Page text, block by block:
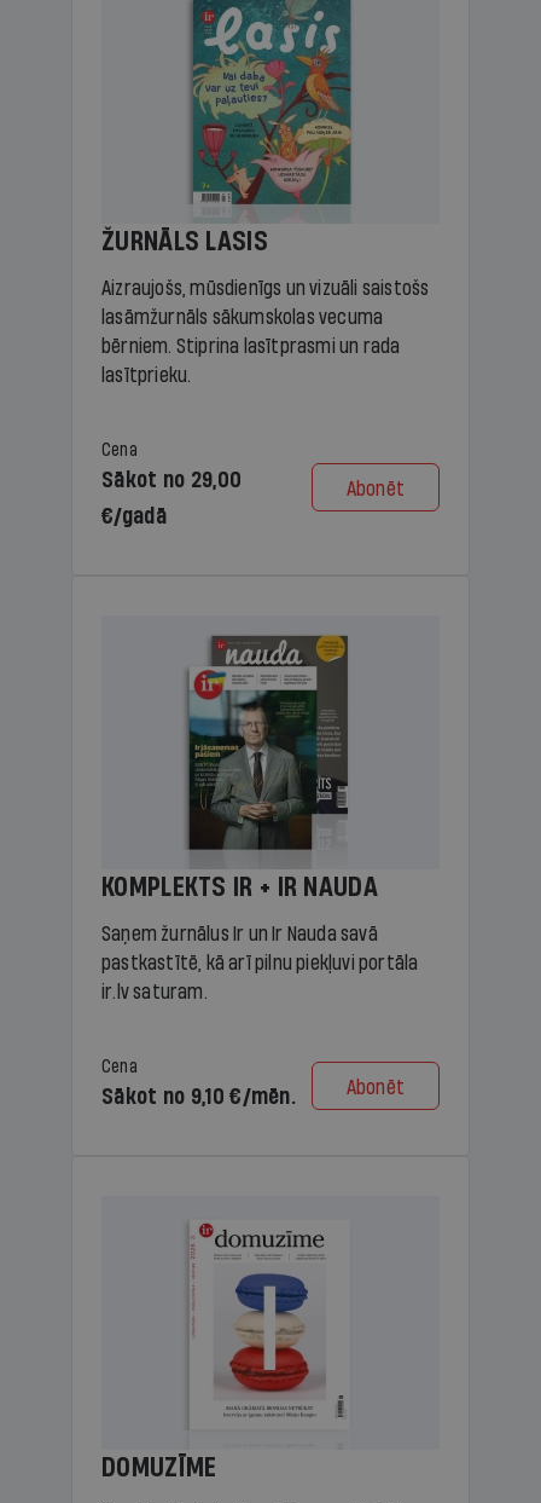
ŽURNĀLS LASIS
Aizraujošs, mūsdienīgs un vizuāli saistošs
lasāmžurnāls sākumskolas vecuma
bērniem. Stiprina lasītprasmi un rada
lasītprieku.
Cena
Sākot no 29,00
€/gadā
Abonēt
KOMPLEKTS IR + IR NAUDA
Saņem žurnālus Ir un Ir Nauda savā
pastkastītē, kā arī pilnu piekļuvi portāla
ir.lv saturam.
Cena
Sākot no 9,10 €/mēn. Abonēt
DOMUZĪME